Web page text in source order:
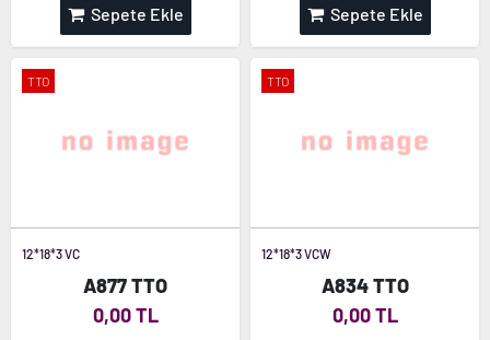
Sepete Ekle Sepete Ekle
TTO
12*18*3 VC
A877 TTO
0,00 TL
TTO
12*18*3 VCW
A834 TTO
0,00 TL